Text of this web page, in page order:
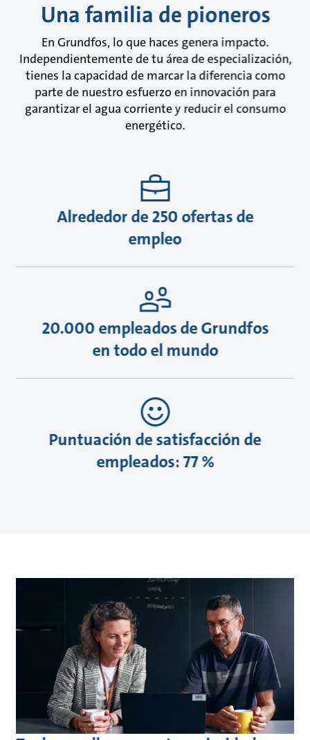
Una familia de pioneros
En Grundfos, lo que haces genera impacto.
Independientemente de tu área de especialización,
tienes la capacidad de marcar la diferencia como
parte de nuestro esfuerzo en innovación para
garantizar el agua corriente y reducir el consumo
energético.
Alrededor de 250 ofertas de
empleo
20.000 empleados de Grundfos
en todo el mundo
Puntuación de satisfacción de
empleados: 77 %